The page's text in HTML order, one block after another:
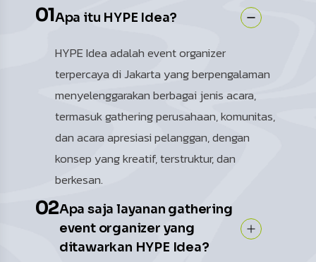
01Apa itu HYPE Idea?
HYPE Idea adalah event organizer
terpercaya di Jakarta yang berpengalaman
menyelenggarakan berbagai jenis acara,
termasuk gathering perusahaan, komunitas,
dan acara apresiasi pelanggan, dengan
konsep yang kreatif, terstruktur, dan
berkesan.
02Apa saja layanan gathering
event organizer yang
ditawarkan HYPE Idea?